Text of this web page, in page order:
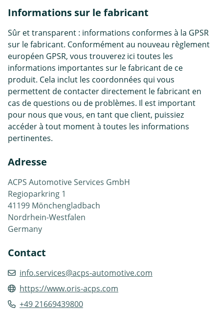
Informations sur le fabricant
Sûr et transparent : informations conformes à la GPSR
sur le fabricant. Conformément au nouveau règlement
européen GPSR, vous trouverez ici toutes les
informations importantes sur le fabricant de ce
produit. Cela inclut les coordonnées qui vous
permettent de contacter directement le fabricant en
cas de questions ou de problèmes. Il est important
pour nous que vous, en tant que client, puissiez
accéder à tout moment à toutes les informations
pertinentes.
Adresse
ACPS Automotive Services GmbH
Regioparkring 1
41199 Mönchengladbach
Nordrhein-Westfalen
Germany
Contact
info.services@acps-automotive.com
https://www.oris-acps.com
+49 21669439800